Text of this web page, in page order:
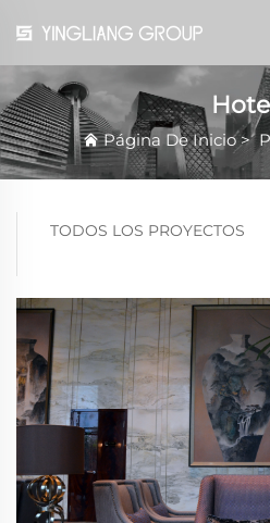
Página De Inicio>
TODOS LOS PROYECTOS